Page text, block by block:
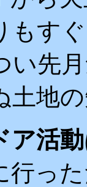
もす
い先
土地
ア活動
行っ